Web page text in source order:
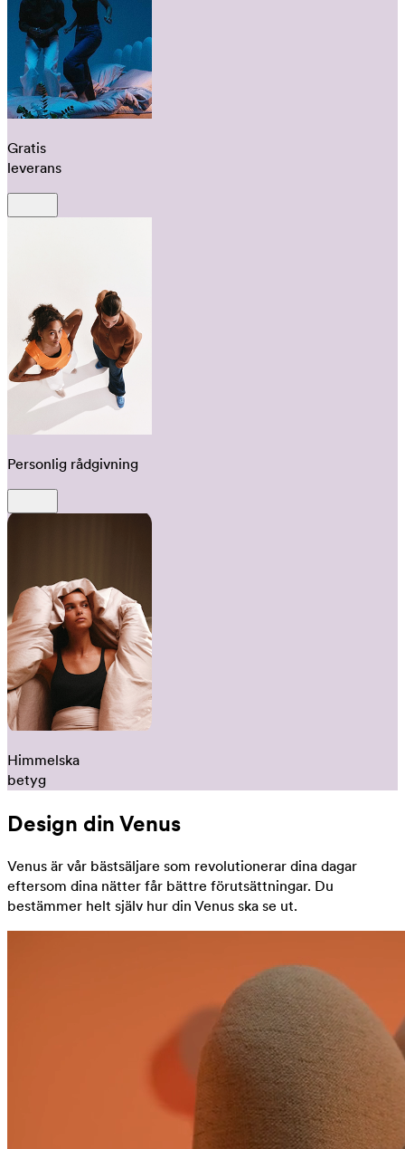
Gratis
leverans
Personlig rådgivning
Himmelska
betyg
Design din Venus
Venus är vår bästsäljare som revolutionerar dina dagar
eftersom dina nätter får bättre förutsättningar. Du
bestämmer helt själv hur din Venus ska se ut.